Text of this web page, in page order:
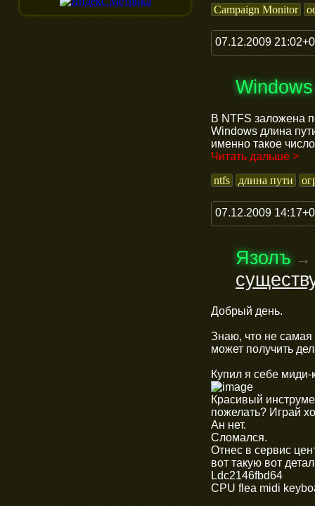
Campaign Monitor
07.12.2009
Windows
В NTFS заложена
Windows длина
именно такое
Читать дальше >
ntfs
длина пути
07.12.2009
Язолъ→
Добрый день.
Знаю, что не самая
может получить
Купил я себе миди-
Красивый
пожелать? Играй
Ан нет.
Сломался.
Отнес в сервис
вот такую вот
Ldc2146fbd64
CPU flea midi